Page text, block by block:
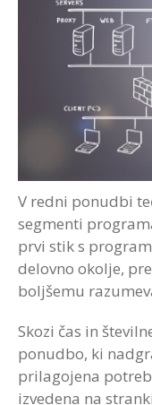
V redni ponudbi
segmenti
prvi stik s
delovno okolje,
boljšemu
Skozi čas in
ponudbo, ki
prilagojena
izvedena na